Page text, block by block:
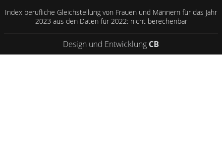
Index berufliche Gleichstellung von Frauen und Männern für das Jahr
2023 aus den Daten für 2022: nicht berechenbar
Design und Entwicklung CB